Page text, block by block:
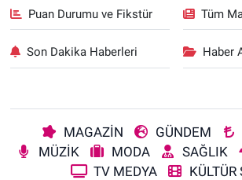
Puan Durumu ve Fikstür Tüm
Son Dakika Haberleri Haber
MAGAZİN GÜNDEM
MÜZİK
MODA SAĞLIK
TV MEDYA
KÜLTÜR